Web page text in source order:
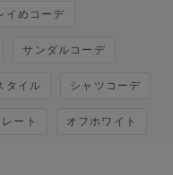
イめコーデ
サンダルコーデ
タイル シャツコーデ
ート オフホワイト